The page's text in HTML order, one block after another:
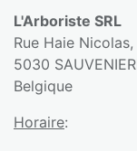
L'Arboriste SRL
Rue Haie
5030
Belgique
Horaire: